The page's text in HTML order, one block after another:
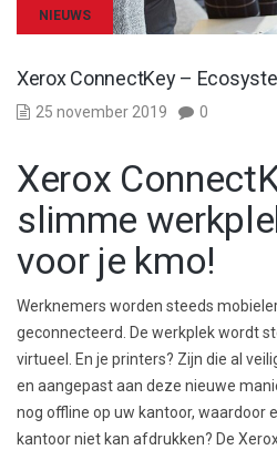
NIEUWS
Xerox ConnectKey –
25 november 2019 0
Xerox
slimme
voor je kmo!
Werknemers worden steeds
geconnecteerd. De werkplek wordt
virtueel. En je printers? Zijn die al
en aangepast aan deze nieuwe
nog offline op uw kantoor, waardoor
kantoor niet kan afdrukken? De